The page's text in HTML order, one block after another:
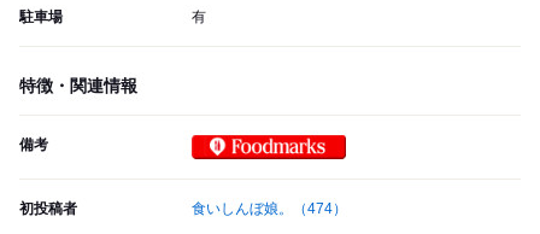
駐車場 有
特徴・関連情報
備考
初投稿者 食いしんぼ娘。 （474）